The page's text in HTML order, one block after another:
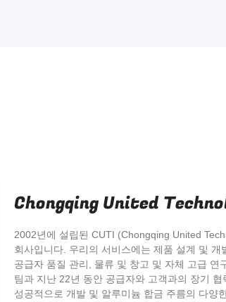
Chongqing United
2002년에 설립된 CUTI (Chongqing United
회사입니다. 우리의 서비스에는 제품 설계 및 개
공급자 품질 관리, 물류 및 창고 및 자체 고급 연
팀과 지난 22년 동안 공급자와 고객과의 장기
성공적으로 개발 및 알루미늄 합금 주름의 다양